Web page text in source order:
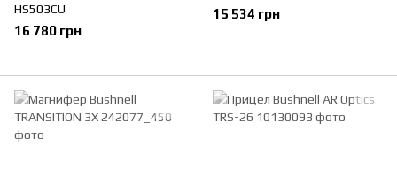
HS503CU
16 780 грн
15 534 грн